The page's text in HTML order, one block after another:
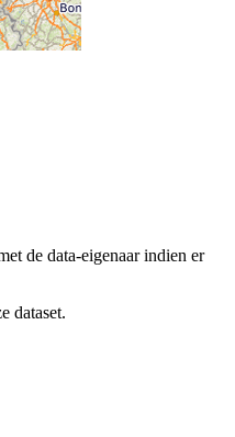
de data-eigenaar indien er
dataset.